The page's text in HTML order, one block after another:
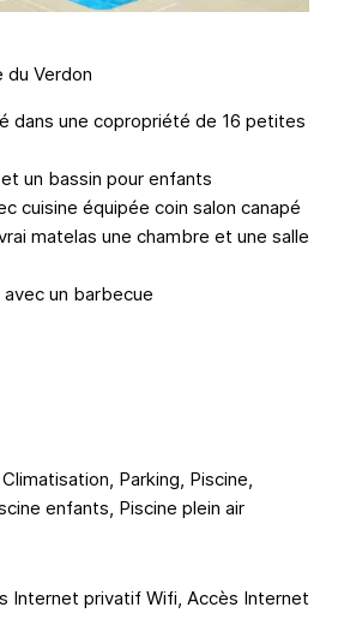
Verdon
dans une copropriété de 16 petites
un bassin pour enfants
cuisine équipée coin salon canapé
matelas une chambre et une salle
un barbecue
Parking, Piscine,
enfants, Piscine plein air
Internet privatif Wifi, Accès Internet